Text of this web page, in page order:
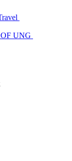
UNG